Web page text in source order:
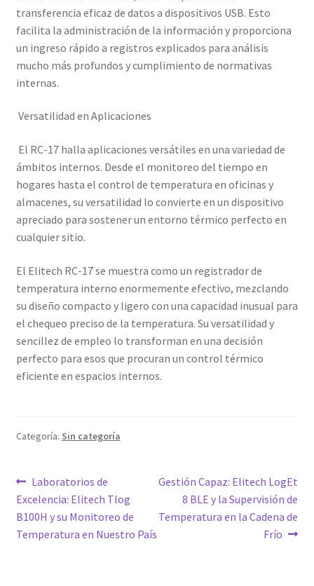
transferencia eficaz de datos a dispositivos USB. Esto
facilita la administración de la información y proporciona
un ingreso rápido a registros explicados para análisis
mucho más profundos y cumplimiento de normativas
internas.
Versatilidad en Aplicaciones
El RC-17 halla aplicaciones versátiles en una variedad de
ámbitos internos. Desde el monitoreo del tiempo en
hogares hasta el control de temperatura en oficinas y
almacenes, su versatilidad lo convierte en un dispositivo
apreciado para sostener un entorno térmico perfecto en
cualquier sitio.
El Elitech RC-17 se muestra como un registrador de
temperatura interno enormemente efectivo, mezclando
su diseño compacto y ligero con una capacidad inusual para
el chequeo preciso de la temperatura. Su versatilidad y
sencillez de empleo lo transforman en una decisión
perfecto para esos que procuran un control térmico
eficiente en espacios internos.
Categoría: Sin categoría
Navegación
de
entradas
Entrada
anterior:
Laboratorios de
Excelencia: Elitech Tlog
B100H y su Monitoreo de
Temperatura en Nuestro País
Siguiente
entrada:
Gestión Capaz: Elitech LogEt
8 BLE y la Supervisión de
Temperatura en la Cadena de
Frío